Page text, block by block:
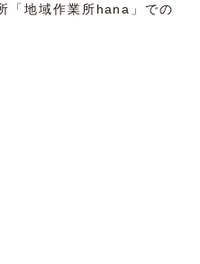
「地域作業所hana」での